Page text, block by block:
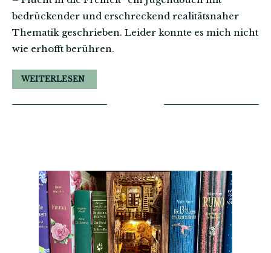
bedrückender und erschreckend realitätsnaher
Thematik geschrieben. Leider konnte es mich nicht
wie erhofft berühren.
WEITERLESEN